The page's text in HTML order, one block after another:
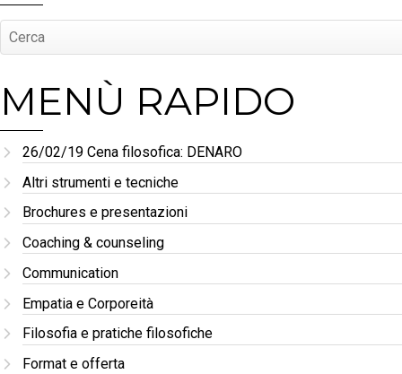
MENÙ RAPIDO
26/02/19 Cena filosofica: DENARO
Altri strumenti e tecniche
Brochures e presentazioni
Coaching & counseling
Communication
Empatia e Corporeità
Filosofia e pratiche filosofiche
Format e offerta